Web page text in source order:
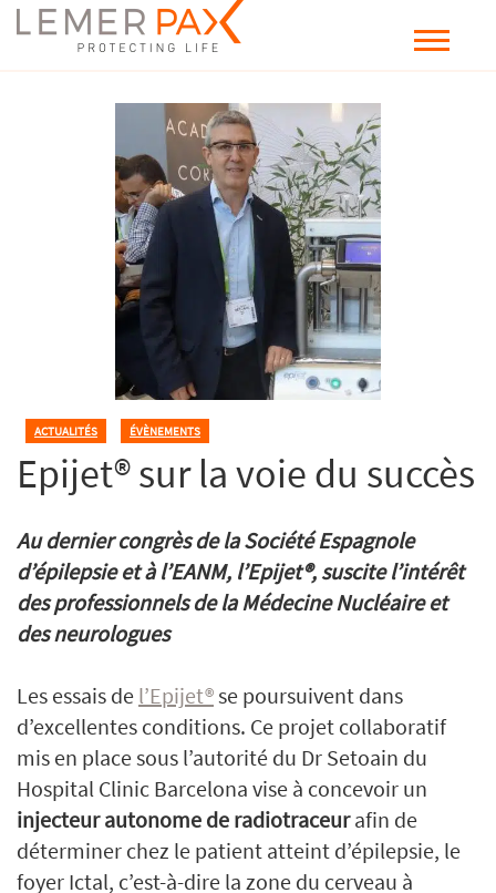
ACTUALITÉS ÉVÈNEMENTS
Epijet® sur la voie du succès
Au dernier congrès de la Société Espagnole
d’épilepsie et à l’EANM, l’Epijet®, suscite l’intérêt
des professionnels de la Médecine Nucléaire et
des neurologues
Les essais de l’Epijet®se poursuivent dans
d’excellentes conditions. Ce projet collaboratif
mis en place sous l’autorité du Dr Setoain du
Hospital Clinic Barcelona vise à concevoir un
injecteur autonome de radiotraceurafin de
déterminer chez le patient atteint d’épilepsie, le
foyer Ictal, c’est-à-dire la zone du cerveau à